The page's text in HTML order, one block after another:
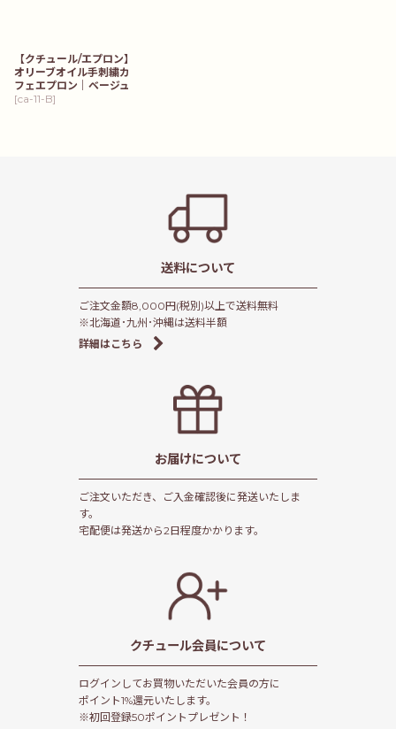
【クチュール/エプロン】
オリーブオイル手刺繍カ
フェエプロン｜ベージュ
[ca-11-B]
送料について
ご注文金額8,000円(税別)以上で送料無料
※北海道･九州･沖縄は送料半額
詳細はこちら
お届けについて
ご注文いただき、ご入金確認後に発送いたしま
す。
宅配便は発送から2日程度かかります。
クチュール会員について
ログインしてお買物いただいた会員の方に
ポイント1%還元いたします。
※初回登録50ポイントプレゼント！